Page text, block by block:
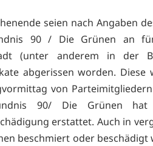
seien nach Angaben
90 / Die Grünen an
(unter anderem in der
abgerissen worden.
von
90/ Die Grünen
erstattet. Auch in
beschmiert oder